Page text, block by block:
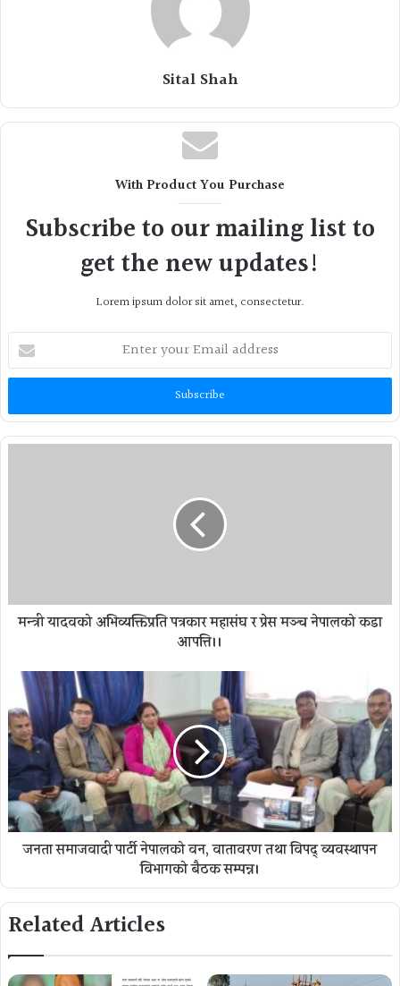
Sital Shah
With Product You Purchase
Subscribe to our mailing list to
get the new updates!
Lorem ipsum dolor sit amet, consectetur.
your
Email
मन्त्री यादवको अभिव्यक्तिप्रति पत्रकार महासंघ र प्रेस मञ्च नेपालको कडा
आपत्ति।।
जनता समाजवादी पार्टी नेपालको वन, वातावरण तथा विपद् व्यवस्थापन
विभागको बैठक सम्पन्न।
Related Articles